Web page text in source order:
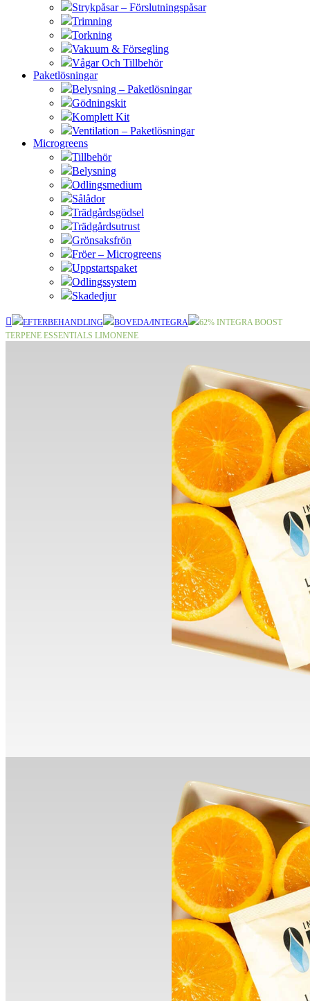
Strykpåsar – Förslutningspåsar
Trimning
Torkning
Vakuum & Försegling
Vågar Och Tillbehör
Paketlösningar
Belysning – Paketlösningar
Gödningskit
Komplett Kit
Ventilation – Paketlösningar
Microgreens
Tillbehör
Belysning
Odlingsmedium
Sålådor
Trädgårdsgödsel
Trädgårdsutrust
Grönsaksfrön
Fröer – Microgreens
Uppstartspaket
Odlingssystem
Skadedjur
EFTERBEHANDLING BOVEDA/INTEGRA
62% INTEGRA BOOST
TERPENE ESSENTIALS LIMONENE